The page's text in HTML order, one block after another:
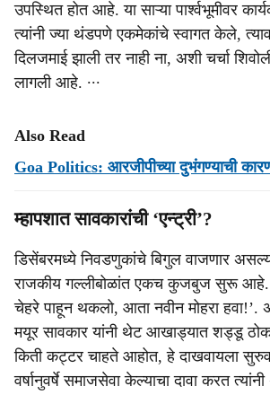
उपस्थित होत आहे. या साऱ्या पार्श्वभूमीवर
त्यांनी ज्या थंडपणे एकमेकांचे स्वागत केले,
दिलजमाई झाली तर नाही ना, अशी चर्चा
लागली आहे. ∙∙∙
Also Read
Goa Politics: आरजीपीच्या दुभंगण्याची
म्हापशात सावकारांची ‘एन्ट्री’?
डिसेंबरमध्ये निवडणुकांचे बिगुल वाजणार
राजकीय गल्लीबोळांत एकच कुजबुज सुरू आहे.
चेहरे पाहून थकलो, आता नवीन मोहरा
मयूर सावकार यांनी थेट आखाड्यात शड्डू
किती कट्टर चाहते आहोत, हे दाखवायला
वर्षानुवर्षे समाजसेवा केल्याचा दावा करत